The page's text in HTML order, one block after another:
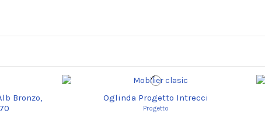
Bronzo,
Oglinda Progetto Intrecci
Progetto